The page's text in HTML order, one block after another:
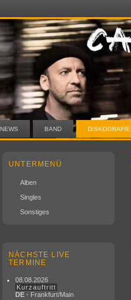
NEWS BAND DISKOGRAFIE
UNTERMENÜ
Alben
Singles
Sonstiges
NÄCHSTE LIVE
TERMINE
08.08.2026
Kurzauftritt
DE - Frankfurt/Main